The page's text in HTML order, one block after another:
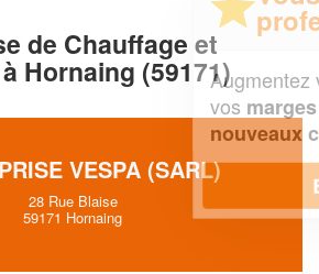
de Chauffage et
Hornaing (59171)
VESPA (SARL)
28 Rue Blaise
59171 Hornaing
votrechiffre d'affaireset
tout en gagnant de
En savoir plus